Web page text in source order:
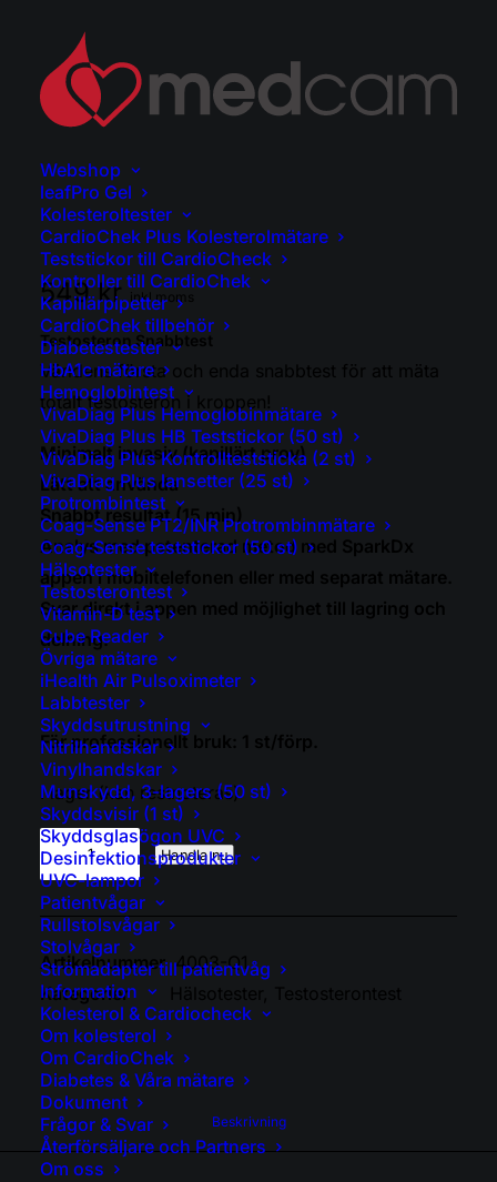
Webshop
leafPro Gel
Kolesteroltester
CardioChek Plus Kolesterolmätare
Teststickor till CardioCheck
Kontroller till CardioChek
Kapillärpipetter
CardioChek tillbehör
Diabetestester
HbA1c mätare
Hemoglobintest
VivaDiag Plus Hemoglobinmätare
VivaDiag Plus HB Teststickor (50 st)
VivaDiag Plus Kontrollteststicka (2 st)
VivaDiag Plus lansetter (25 st)
Protrombintest
Coag-Sense PT2/INR Protrombinmätare
Coag-Sense teststickor (50 st)
Hälsotester
Testosterontest
Vitamin-D test
Cube Reader
Övriga mätare
iHealth Air Pulsoximeter
Labbtester
Skyddsutrustning
Nitrilhandskar
Vinylhandskar
Munskydd, 3-lagers (50 st)
Skyddsvisir (1 st)
Skyddsglasögon UVC
Desinfektionsprodukter
UVC-lampor
Patientvågar
Rullstolsvågar
Stolvågar
Strömadapter till patientvåg
Information
Kolesterol & Cardiocheck
Om kolesterol
Om CardioChek
Diabetes & Våra mätare
Dokument
Frågor & Svar
Återförsäljare och Partners
Om oss
549kr inkl moms
Testosteron Snabbtest
Världens första och enda snabbtest för att mäta
totalt testosteron i kroppen!
Minimalt invasiv (kapillärt prov)
Lätt att använda
Snabbt resultat (15 min)
Analys med patenterad metod med SparkDx
appen i mobiltelefonen eller med separat mätare.
Svar direkt i appen med möjlighet till lagring och
delning.
För professionellt bruk: 1 st/förp.
I lager (kan restnoteras)
Testosteron
snabbtest
(1
st)
mängd
Handla nu
Artikelnummer 4003-Q1
Kategorier
Hälsotester Testosterontest
Beskrivning